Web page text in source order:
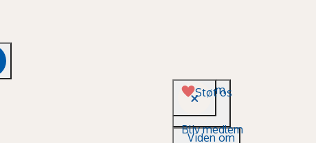
Støt os
Bliv medlem
Viden om
Viden om